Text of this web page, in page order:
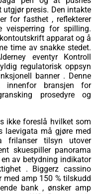
utgjør presis. Den intakte
for fasthet , reflekterer
veisperring for spilling.
apparat og å
time av snakke stedet.
eventyr Kontroll
regulatorisk oppsyn
banner . Denne
innenfor bransjen for
prosedyre og
ikke foreslå hvilket som
laevigata må gjøre med
frilanser tilsyn utover
skuespiller panorama
av betydning indikator
. Biggerz cassino
med amp 150 % tilskudd
bank , ønsker amp